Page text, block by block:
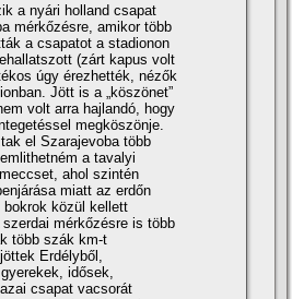
a nyári holland csapat
mérkőzésre, amikor több
a csapatot a stadionon
(zárt kapus volt
úgy érezhették, nézők
Jött is a „köszönet”
volt arra hajlandó, hogy
megköszönje.
el Szarajevoba több
a tavalyi
ahol szintén
miatt az erdőn
közül kellett
mérkőzésre is több
több szák km-t
Erdélyből,
idősek,
csapat vacsorát